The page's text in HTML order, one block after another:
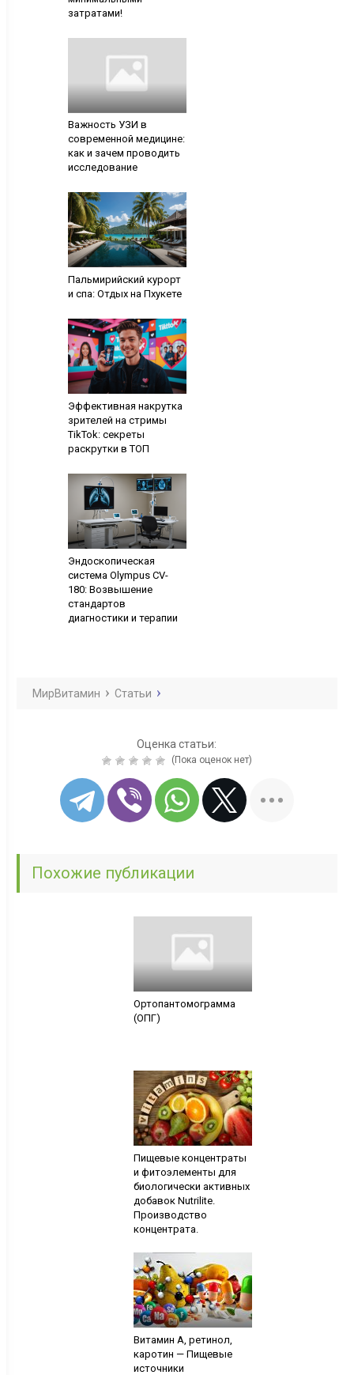
затратами!
Важность УЗИ в
современной медицине:
как и зачем проводить
исследование
Пальмирийский курорт
и спа: Отдых на Пхукете
Эффективная накрутка
зрителей на стримы
TikTok: секреты
раскрутки в ТОП
Эндоскопическая
система Olympus CV-
180: Возвышение
стандартов
диагностики и терапии
МирВитамин Статьи
Оценка статьи:
(Пока оценок нет)
Похожие публикации
Ортопантомограмма
(ОПГ)
Пищевые концентраты
и фитоэлементы для
биологически активных
добавок Nutrilite.
Производство
концентрата.
Витамин А, ретинол,
каротин — Пищевые
источники